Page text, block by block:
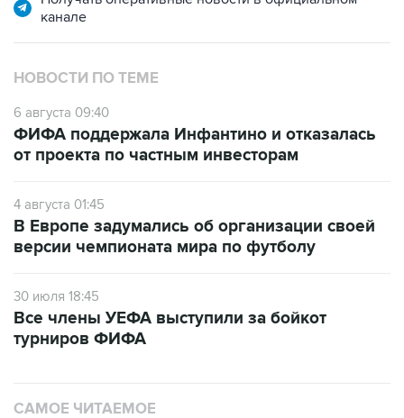
НОВОСТИ ПО ТЕМЕ
6 августа 09:40
от проекта по частным инвесторам
4 августа 01:45
версии чемпионата мира по футболу
30 июля 18:45
турниров ФИФА
Число пострадавших при атаке БПЛА под